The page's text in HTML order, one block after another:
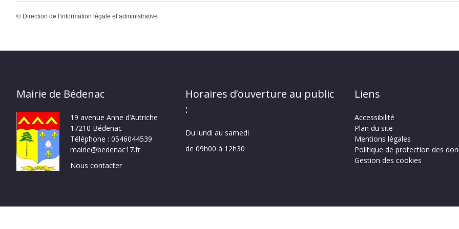
© Direction de l'information légale et administrative
Mairie de Bédenac
19 avenue Anne d’Autriche
17210 Bédenac
Téléphone : 0546044539
mairie@bedenac17.fr
Nous contacter
Horaires d’ouverture au public
:
Du lundi au samedi
de 09h00 à 12h30
Liens
Accessibilité
Plan du site
Mentions légales
Politique de protection des
Gestion des cookies